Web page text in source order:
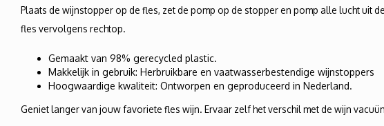
Plaats de wijnstopper op de fles, zet de pomp op de stopper en pomp alle lucht uit
fles vervolgens rechtop.
Gemaakt van 98% gerecycled plastic.
Makkelijk in gebruik: Herbruikbare en vaatwasserbestendige wijnstoppers
Hoogwaardige kwaliteit: Ontworpen en geproduceerd in Nederland.
Geniet langer van jouw favoriete fles wijn. Ervaar zelf het verschil met de wijn